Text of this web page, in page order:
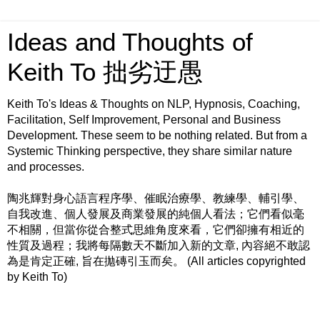
Ideas and Thoughts of
Keith To 拙劣迂愚
Keith To's Ideas & Thoughts on NLP, Hypnosis, Coaching,
Facilitation, Self Improvement, Personal and Business
Development. These seem to be nothing related. But from a
Systemic Thinking perspective, they share similar nature
and processes.
陶兆輝對身心語言程序學、催眠治療學、教練學、輔引學、
自我改進、個人發展及商業發展的純個人看法；它們看似毫
不相關，但當你從合整式思維角度來看，它們卻擁有相近的
性質及過程；我將每隔數天不斷加入新的文章, 內容絕不敢認
為是肯定正確, 旨在拋磚引玉而矣。 (All articles copyrighted
by Keith To)